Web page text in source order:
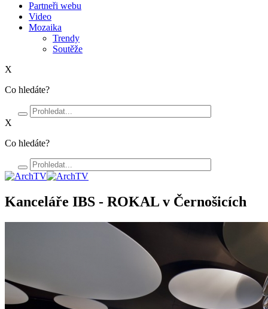
Partneři webu
Video
Mozaika
Trendy
Soutěže
X
Co hledáte?
X
Co hledáte?
Kanceláře IBS - ROKAL v Černošicích